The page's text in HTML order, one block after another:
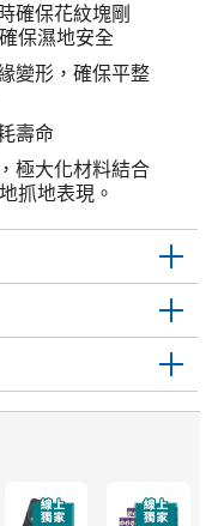
確保花紋塊剛
保濕地安全
變形，確保平整
壽命
極大化材料結合
抓地表現。